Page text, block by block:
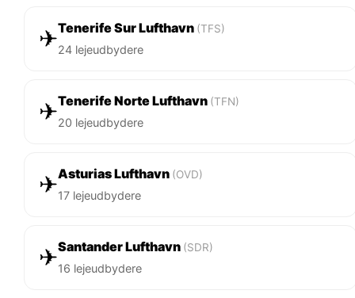
✈Tenerife Sur Lufthavn (TFS)
24 lejeudbydere
✈Tenerife Norte Lufthavn (TFN)
20 lejeudbydere
✈Asturias Lufthavn (OVD)
17 lejeudbydere
✈Santander Lufthavn (SDR)
16 lejeudbydere